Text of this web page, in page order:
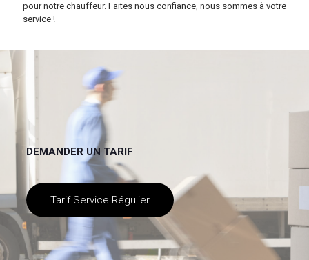
pour notre chauffeur. Faites nous confiance, nous sommes à votre
service !
DEMANDER UN TARIF
Tarif Service Régulier